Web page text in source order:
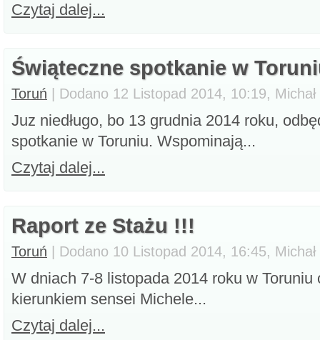
Czytaj dalej...
Świąteczne spotkanie w
Toruń | Dodano 12 Listopad 2014, 10:19, Michał
Juz niedługo, bo 13 grudnia 2014 roku,
spotkanie w Toruniu. Wspominają...
Czytaj dalej...
Raport ze Stażu !!!
Toruń | Dodano 10 Listopad 2014, 16:45, Michał
W dniach 7-8 listopada 2014 roku w Toruniu
kierunkiem sensei Michele...
Czytaj dalej...